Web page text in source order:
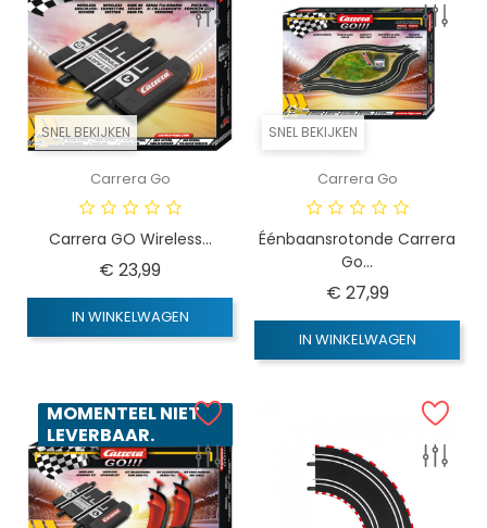
SNEL BEKIJKEN
Carrera Go
Carrera GO Wireless...
€ 23,99Prijs
IN WINKELWAGEN
SNEL BEKIJKEN
Carrera Go
Éénbaansrotonde Carrera
Go...
€ 27,99Prijs
IN WINKELWAGEN
MOMENTEEL NIET
LEVERBAAR.